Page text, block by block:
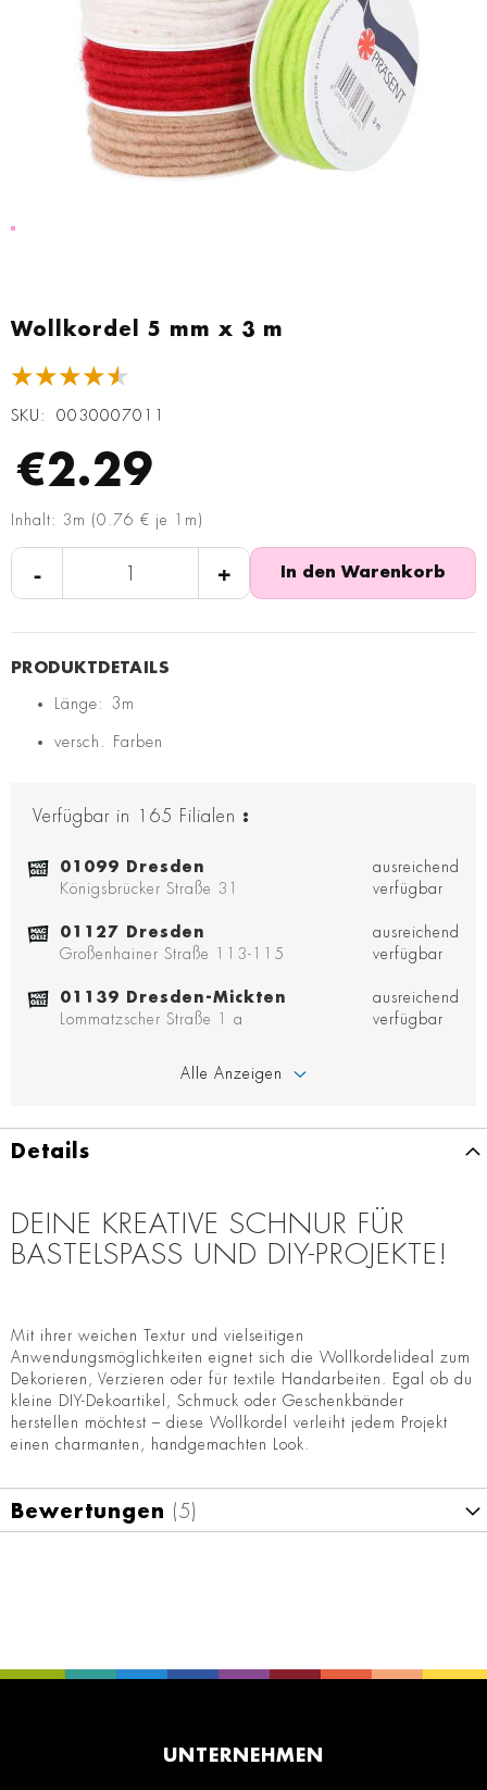
Wollkordel 5 mm x 3 m
★★★★★
SKU 0030007011
€2.29
Inhalt: 3m (0.76 € je 1m)
- + In den Warenkorb
Länge: 3m
versch. Farben
Verfügbar in 165 Filialen :
01099 Dresden
Königsbrücker Straße 31
ausreichend
verfügbar
01127 Dresden
Großenhainer Straße 113-115
ausreichend
verfügbar
01139 Dresden-Mickten
Lommatzscher Straße 1 a
ausreichend
verfügbar
Alle Anzeigen
Anfang
Bildgalerie
Details
DEINE KREATIVE SCHNUR FÜR
BASTELSPASS UND DIY-PROJEKTE!
Mit ihrer weichen Textur und vielseitigen
Anwendungsmöglichkeiten eignet sich die Wollkordelideal zum
Dekorieren, Verzieren oder für textile Handarbeiten. Egal ob du
kleine DIY-Dekoartikel, Schmuck oder Geschenkbänder
herstellen möchtest – diese Wollkordel verleiht jedem Projekt
einen charmanten, handgemachten Look.
Bewertungen 5
UNTERNEHMEN